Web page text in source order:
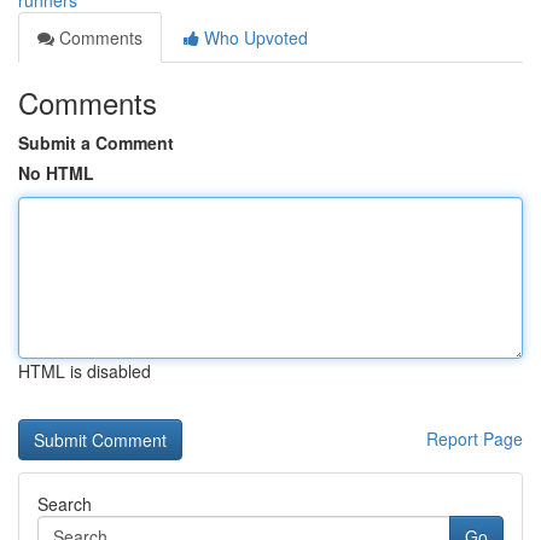
Comments
Who Upvoted
Comments
Submit a Comment
No HTML
HTML is disabled
Report Page
Search